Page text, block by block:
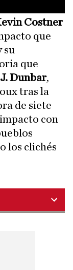
Costner
que
su
que
Dunbar,
tras la
de siete
con
los clichés